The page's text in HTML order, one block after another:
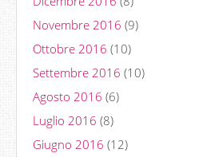
Novembre 2016 (9)
Ottobre 2016 (10)
Settembre 2016 (10)
Agosto 2016 (6)
Luglio 2016 (8)
Giugno 2016 (12)